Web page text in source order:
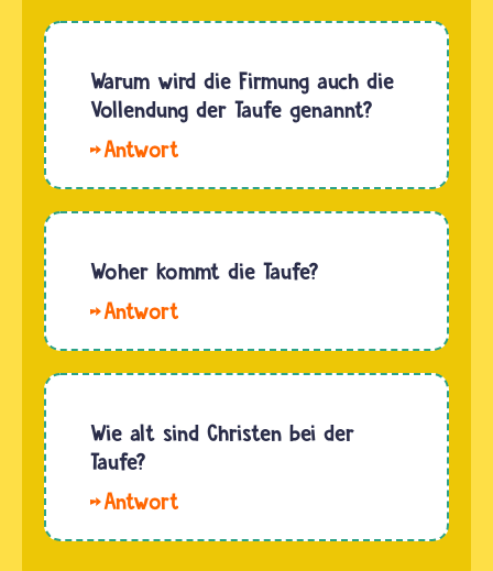
Die
ist eine
frühe
den
ersten
Christinnen
Christen.
Bereits
Zweiten…
Warum wird die Firmung auch die
Vollendung der Taufe genannt?
ein
Kind
getauft
wird,
versprechen
und
Patinnen
und
im
Woher kommt die Taufe?
kommt
Jesus. Im
Zweiten
der
christlichen
Wie alt sind Christen bei der
Taufe?